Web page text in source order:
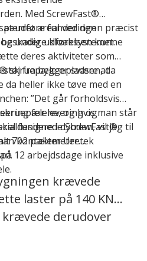
Med ScrewFast®
udføre funderingen præcist
kloaksystemet.
areal ved den
under udførelsen kunne
deres aktiviteter som
fra byggepladsen, da
skruepæle er svære at
da heller ikke tøve med en
”Det går forholdsvis
og hvis man står
fundere i dybden, vil jeg til
kontakter Uretek
for levering og
ScrewFast®
702 pælemeter.
12 arbejdsdage inklusive
krævede
laster på 140 KN
derudover
optagelse af
til i alt 150